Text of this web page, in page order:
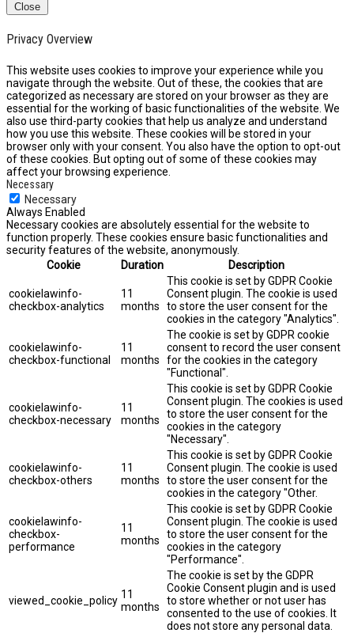
Close
Privacy Overview
This website uses cookies to improve your experience while you
navigate through the website. Out of these, the cookies that are
categorized as necessary are stored on your browser as they are
essential for the working of basic functionalities of the website. We
also use third-party cookies that help us analyze and understand
how you use this website. These cookies will be stored in your
browser only with your consent. You also have the option to opt-out
of these cookies. But opting out of some of these cookies may
affect your browsing experience.
Necessary
Necessary
Always Enabled
Necessary cookies are absolutely essential for the website to
function properly. These cookies ensure basic functionalities and
security features of the website, anonymously.
Cookie
Duration Description
cookielawinfo-
checkbox-analytics
11
months
This cookie is set by GDPR Cookie
Consent plugin. The cookie is used
to store the user consent for the
cookies in the category "Analytics".
cookielawinfo-
checkbox-functional
11
months
The cookie is set by GDPR cookie
consent to record the user consent
for the cookies in the category
"Functional".
cookielawinfo-
checkbox-necessary
11
months
This cookie is set by GDPR Cookie
Consent plugin. The cookies is used
to store the user consent for the
cookies in the category
"Necessary".
cookielawinfo-
checkbox-others
11
months
This cookie is set by GDPR Cookie
Consent plugin. The cookie is used
to store the user consent for the
cookies in the category "Other.
cookielawinfo-
checkbox-
performance
11
months
This cookie is set by GDPR Cookie
Consent plugin. The cookie is used
to store the user consent for the
cookies in the category
"Performance".
viewed_cookie_policy 11
months
The cookie is set by the GDPR
Cookie Consent plugin and is used
to store whether or not user has
consented to the use of cookies. It
does not store any personal data.